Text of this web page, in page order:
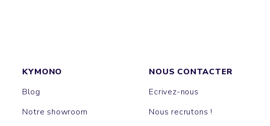
KYMONO
Blog
Notre showroom
NOUS CONTACTER
Ecrivez-nous
Nous recrutons !